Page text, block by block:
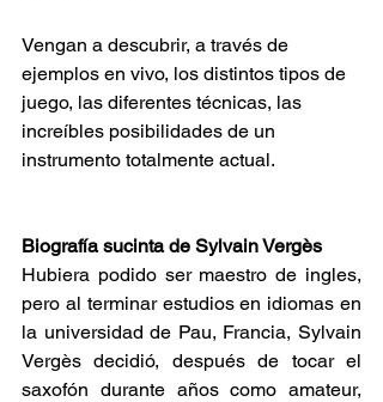
Vengan a descubrir, a través de
ejemplos en vivo, los distintos tipos de
juego, las diferentes técnicas, las
increíbles posibilidades de un
instrumento totalmente actual.
Biografía sucinta de Sylvain Vergès
Hubiera podido ser maestro de ingles,
pero al terminar estudios en idiomas en
la universidad de Pau, Francia, Sylvain
Vergès decidió, después de tocar el
saxofón durante años como amateur,